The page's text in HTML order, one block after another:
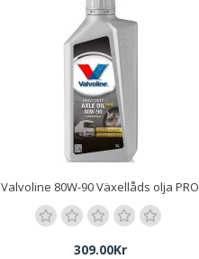
Valvoline 80W-90 Växellåds olja PRO
309.00Kr